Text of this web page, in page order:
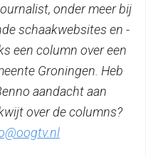
onder meer bij
schaakwebsites en -
een column over een
Groningen. Heb
aandacht aan
over de columns?